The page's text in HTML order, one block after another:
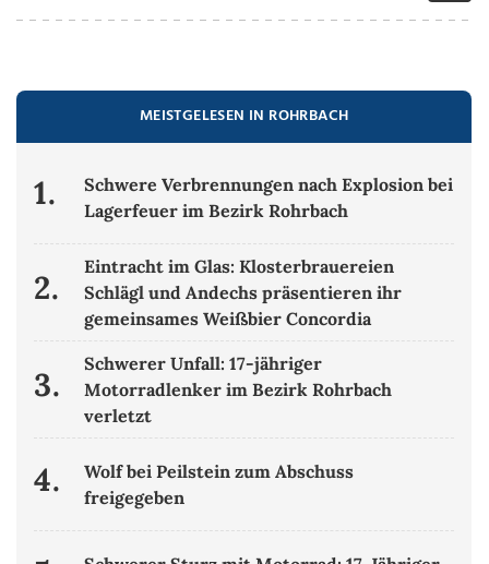
MEISTGELESEN IN ROHRBACH
1.
Schwere Verbrennungen nach Explosion bei
Lagerfeuer im Bezirk Rohrbach
2.
Eintracht im Glas: Klosterbrauereien
Schlägl und Andechs präsentieren ihr
gemeinsames Weißbier Concordia
3.
Schwerer Unfall: 17-jähriger
Motorradlenker im Bezirk Rohrbach
verletzt
4.
Wolf bei Peilstein zum Abschuss
freigegeben